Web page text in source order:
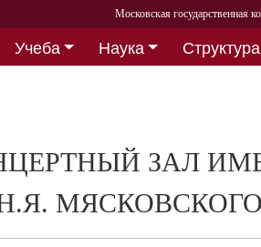
Московская государственная
Учеба Наука Структура
ЗАЛ
МЯСКОВСКОГО